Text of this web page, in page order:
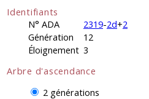
Identifiants
N° ADA
2319-2d+2
Génération
12
Éloignement 3
Arbre d'ascendance
2 générations